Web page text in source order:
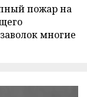
пожар на
многие